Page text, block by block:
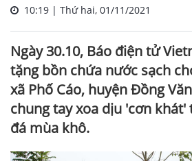
10:19 | Thứ hai, 01/11/2021
Ngày 30.10, Báo điện tử
tặng bồn chứa nước sạch
xã Phố Cáo, huyện Đồng
chung tay xoa dịu 'cơn khát'
đá mùa khô.